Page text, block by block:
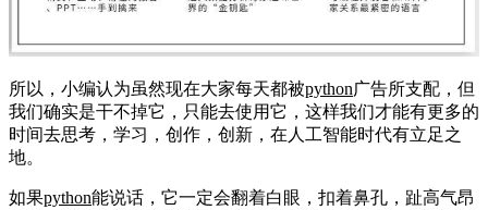
所以，小编认为虽然现在大家每天都被python广告所支配，但
我们确实是干不掉它，只能去使用它，这样我们才能有更多的
时间去思考，学习，创作，创新，在人工智能时代有立足之
地。
如果python能说话，它一定会翻着白眼，扣着鼻孔，趾高气昂